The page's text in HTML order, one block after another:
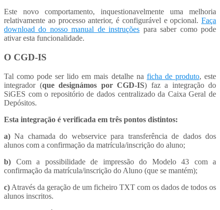
Este novo comportamento, inquestionavelmente uma melhoria
relativamente ao processo anterior, é configurável e opcional. Faça
download do nosso manual de instruções para saber como pode
ativar esta funcionalidade.
O CGD-IS
Tal como pode ser lido em mais detalhe na ficha de produto, este
integrador (que designámos por CGD-IS) faz a integração do
SiGES com o repositório de dados centralizado da Caixa Geral de
Depósitos.
Esta integração é verificada em três pontos distintos:
a) Na chamada do webservice para transferência de dados dos
alunos com a confirmação da matrícula/inscrição do aluno;
b) Com a possibilidade de impressão do Modelo 43 com a
confirmação da matrícula/inscrição do Aluno (que se mantém);
c) Através da geração de um ficheiro TXT com os dados de todos os
alunos inscritos.